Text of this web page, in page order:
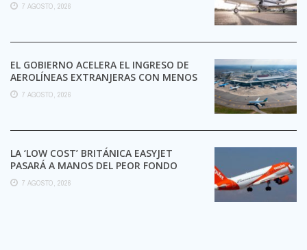
7 AGOSTO, 2026
EL GOBIERNO ACELERA EL INGRESO DE
AEROLÍNEAS EXTRANJERAS CON MENOS
TRÁMITES
7 AGOSTO, 2026
LA ‘LOW COST’ BRITÁNICA EASYJET
PASARÁ A MANOS DEL PEOR FONDO
POSIBLE:
7 AGOSTO, 2026